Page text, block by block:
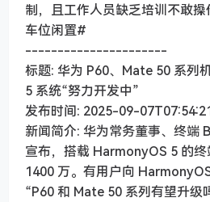
制，且工作人员缺乏培训不敢
车位闲置#
----------------------
标题: 华为 P60、Mate 50 系列
5 系统“努力开发中”
发布时间: 2025-09-
新闻简介: 华为常务董事、终端
宣布，搭载 HarmonyOS 5 的
1400 万。有用户向
“P60 和 Mate 50 系列有望升级